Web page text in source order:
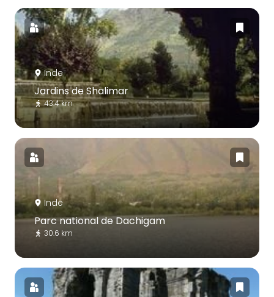
Inde
Jardins de Shalimar
43.4 km
Inde
Parc national de Dachigam
30.6 km